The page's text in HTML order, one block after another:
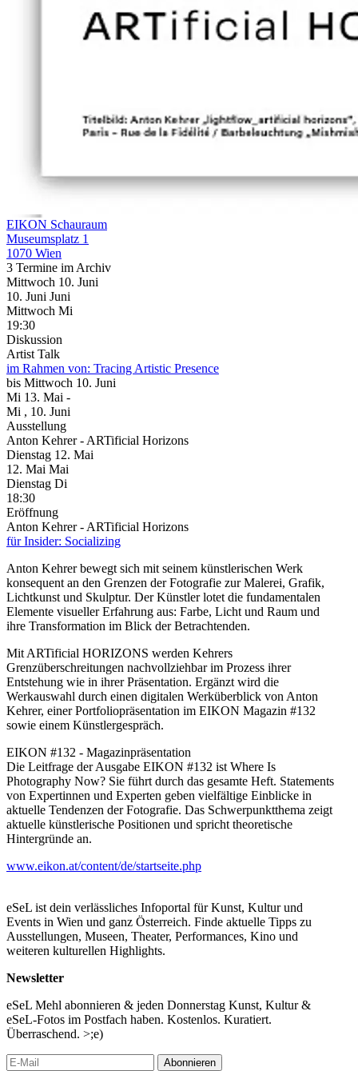
EIKON Schauraum
Museumsplatz 1
1070 Wien
3 Termine im Archiv
Mittwoch 10. Juni
10. Juni Juni
Mittwoch Mi
19:30
Diskussion
Artist Talk
im Rahmen von: Tracing Artistic Presence
bis Mittwoch 10. Juni
Mi 13. Mai -
Mi , 10. Juni
Ausstellung
Anton Kehrer - ARTificial Horizons
Dienstag 12. Mai
12. Mai Mai
Dienstag Di
18:30
Eröffnung
Anton Kehrer - ARTificial Horizons
für Insider: Socializing
Anton Kehrer bewegt sich mit seinem künstlerischen Werk
konsequent an den Grenzen der Fotografie zur Malerei, Grafik,
Lichtkunst und Skulptur. Der Künstler lotet die fundamentalen
Elemente visueller Erfahrung aus: Farbe, Licht und Raum und
ihre Transformation im Blick der Betrachtenden.
Mit ARTificial HORIZONS werden Kehrers
Grenzüberschreitungen nachvollziehbar im Prozess ihrer
Entstehung wie in ihrer Präsentation. Ergänzt wird die
Werkauswahl durch einen digitalen Werküberblick von Anton
Kehrer, einer Portfoliopräsentation im EIKON Magazin #132
sowie einem Künstlergespräch.
EIKON #132 - Magazinpräsentation
Die Leitfrage der Ausgabe EIKON #132 ist Where Is
Photography Now? Sie führt durch das gesamte Heft. Statements
von Expertinnen und Experten geben vielfältige Einblicke in
aktuelle Tendenzen der Fotografie. Das Schwerpunktthema zeigt
aktuelle künstlerische Positionen und spricht theoretische
Hintergründe an.
www.eikon.at/content/de/startseite.php
eSeL ist dein verlässliches Infoportal für Kunst, Kultur und
Events in Wien und ganz Österreich. Finde aktuelle Tipps zu
Ausstellungen, Museen, Theater, Performances, Kino und
weiteren kulturellen Highlights.
Newsletter
eSeL Mehl abonnieren & jeden Donnerstag Kunst, Kultur &
eSeL-Fotos im Postfach haben. Kostenlos. Kuratiert.
Überraschend. >;e)
Abonnieren